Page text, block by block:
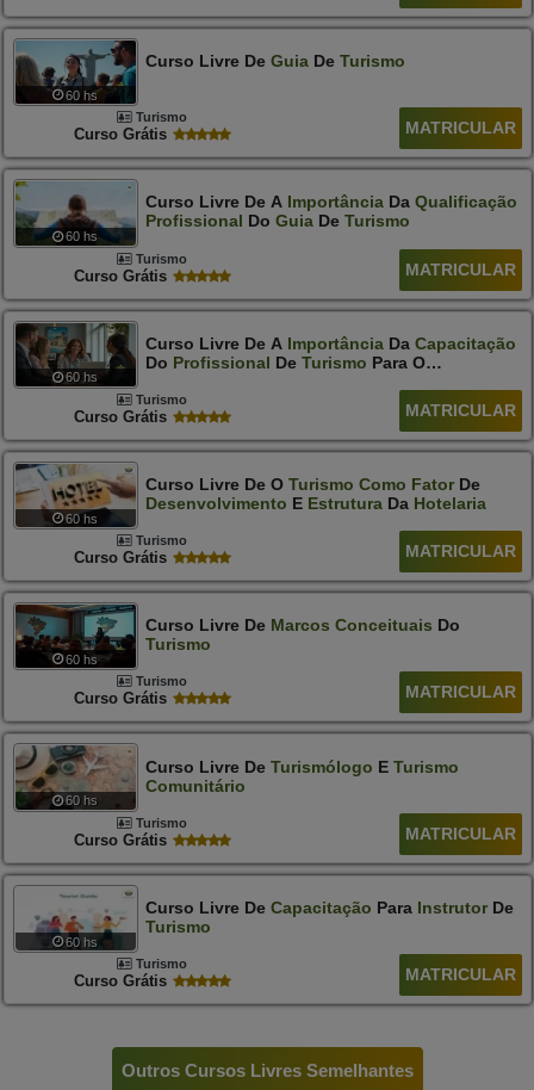
60 hs
Curso Livre De GuiaDe Turismo
Turismo
Curso Grátis MATRICULAR
60 hs
Curso Livre De A ImportânciaDa Qualificação
Profissional Do GuiaDe Turismo
Turismo
Curso Grátis MATRICULAR
60 hs
Curso Livre De A ImportânciaDa Capacitação
Do Profissional De Turismo Para O
Turismo
Curso Grátis MATRICULAR
60 hs
Curso Livre De O Turismo Como FatorDe
Desenvolvimento E EstruturaDa Hotelaria
Turismo
Curso Grátis MATRICULAR
60 hs
Curso Livre De Marcos Conceituais Do
Turismo
Turismo
Curso Grátis MATRICULAR
60 hs
Curso Livre De Turismólogo E Turismo
Comunitário
Turismo
Curso Grátis MATRICULAR
60 hs
Curso Livre De Capacitação Para InstrutorDe
Turismo
Turismo
Curso Grátis MATRICULAR
Outros Cursos Livres Semelhantes